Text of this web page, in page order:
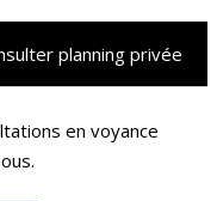
planning privée
en voyance